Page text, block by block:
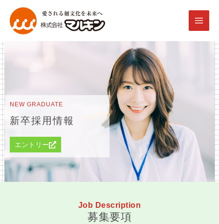
ス
キ
ッ
プ
NEW GRADUATE
新卒採用情報
エントリー
Job Description
募集要項